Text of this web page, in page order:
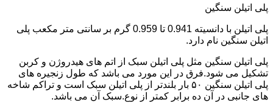
پلی اتیلن سنگین
پلی اتیلن با دانسیته 0.941 تا 0.959 گرم بر سانتی متر مکعب پلی
اتیلن سنگین نام دارد.
پلی اتیلن سنگین مثل پلی اتیلن سبک از اتم های هیدروژن و کربن
تشکیل می شود.فرق در این مورد می باشد که طول زنجیره های
پلی اتیلن سنگین ۵۰ بار بلندتر از پلی اتیلن سبک است و تراکم شاخه
های جانبی در آن ده برابر کمتر از نوع.سبک آن می باشد.